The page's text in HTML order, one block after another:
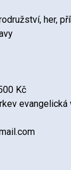
her,
Kč